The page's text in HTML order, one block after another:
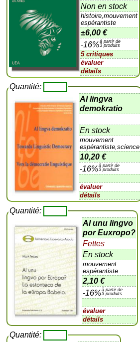
Non en stock
histoire,mouvement
espérantiste
±6,00 €
-16%à partir de
3 produits
5 critiques
évaluer
détails
Quantité:
Al lingva
demokratio
En stock
mouvement
espérantiste,science
10,20 €
-16%à partir de
3 produits
évaluer
détails
Quantité:
Al unu lingvo
por Euxropo?
Fettes
En stock
mouvement
espérantiste
2,10 €
-16%à partir de
3 produits
évaluer
détails
Quantité: